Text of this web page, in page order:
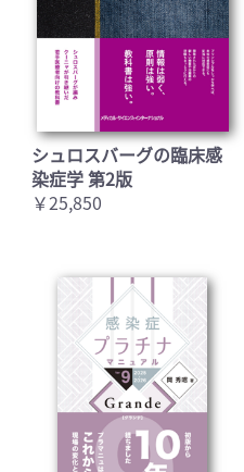
シュロスバーグの臨床感
染症学 第2版
￥25,850